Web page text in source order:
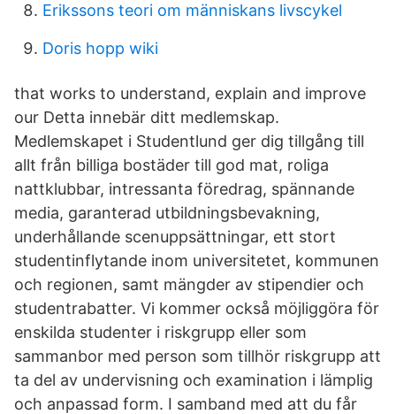
Erikssons teori om människans livscykel
Doris hopp wiki
that works to understand, explain and improve
our Detta innebär ditt medlemskap.
Medlemskapet i Studentlund ger dig tillgång till
allt från billiga bostäder till god mat, roliga
nattklubbar, intressanta föredrag, spännande
media, garanterad utbildningsbevakning,
underhållande scenuppsättningar, ett stort
studentinflytande inom universitetet, kommunen
och regionen, samt mängder av stipendier och
studentrabatter. Vi kommer också möjliggöra för
enskilda studenter i riskgrupp eller som
sammanbor med person som tillhör riskgrupp att
ta del av undervisning och examination i lämplig
och anpassad form. I samband med att du får